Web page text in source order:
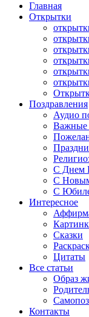
Главная
Открытки
Поздравления
Аудио
Важные
С Днем
С
С
Интересное
Сказки
Цитаты
Все статьи
Образ
Контакты